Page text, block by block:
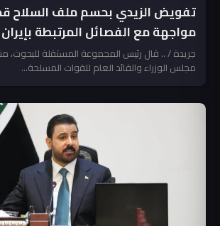
تفويض الزيدي بحسم ملف السلاح
مواجهة مع الفصائل المرتبطة بإيران
جريدة / .. قال رئيس المجموعة المستقلة للبحوث،
مجلس الوزراء والقائد العام للقوات المسلحة...